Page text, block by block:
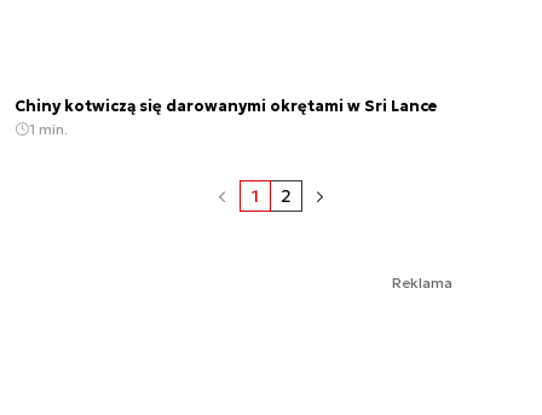
Chiny kotwiczą się darowanymi okrętami w Sri Lance
1 min.
1 2
Reklama